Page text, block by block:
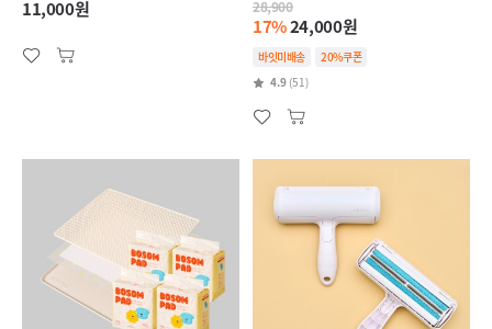
11,000원 28,900
17%24,000원
바잇미배송
20%쿠폰
4.9 (51)